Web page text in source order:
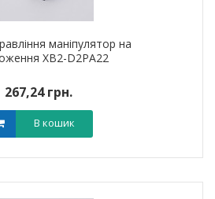
маніпулятор на
XB2-D2PA22
267,24 грн.
В кошик